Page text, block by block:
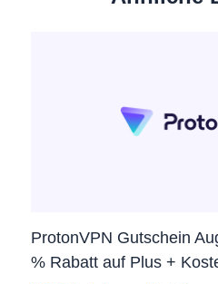
ProtonVPN Gutschein
% Rabatt auf Plus +